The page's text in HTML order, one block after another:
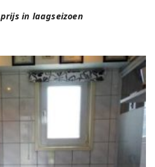
prijs in laagseizoen